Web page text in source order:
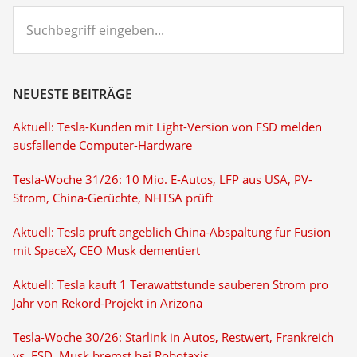
eingeben...
NEUESTE BEITRÄGE
Aktuell: Tesla-Kunden mit Light-Version von FSD melden
ausfallende Computer-Hardware
Tesla-Woche 31/26: 10 Mio. E-Autos, LFP aus USA, PV-
Strom, China-Gerüchte, NHTSA prüft
Aktuell: Tesla prüft angeblich China-Abspaltung für Fusion
mit SpaceX, CEO Musk dementiert
Aktuell: Tesla kauft 1 Terawattstunde sauberen Strom pro
Jahr von Rekord-Projekt in Arizona
Tesla-Woche 30/26: Starlink in Autos, Restwert, Frankreich